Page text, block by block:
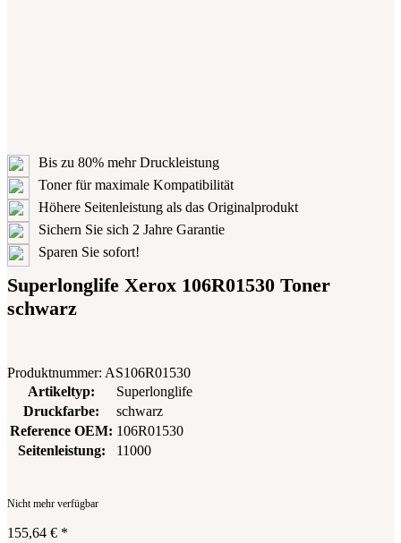
Bis zu 80% mehr Druckleistung
Toner für maximale Kompatibilität
Höhere Seitenleistung als das Originalprodukt
Sichern Sie sich 2 Jahre Garantie
Sparen Sie sofort!
Superlonglife Xerox 106R01530 Toner
schwarz
Produktnummer: AS106R01530
Artikeltyp:
Superlonglife
Druckfarbe:
schwarz
Reference OEM: 106R01530
Seitenleistung:
11000
Nicht mehr verfügbar
155,64 € *